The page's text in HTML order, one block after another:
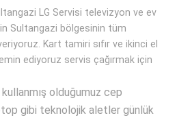
LG Servisi televizyon ve ev
Sultangazi bölgesinin tüm
Kart tamiri sıfır ve ikinci el
ediyoruz servis çağırmak için
kullanmış olduğumuz cep
gibi teknolojik aletler günlük